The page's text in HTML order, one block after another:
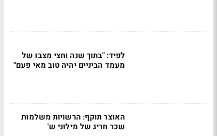
לפיד: "בתוך שנה וחצי מצבו של
מעמד הביניים יהיה טוב מאי פעם"
האוצר תוקף: הרשויות משלמות
שכר חריג של מילוני ש'